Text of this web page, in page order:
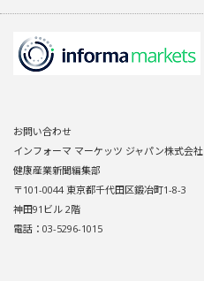
お問い合わせ
インフォーマ マーケッツ ジャパン株式会社
健康産業新聞編集部
〒101-0044 東京都千代田区鍛冶町1-8-3
神田91ビル 2階
電話：03-5296-1015